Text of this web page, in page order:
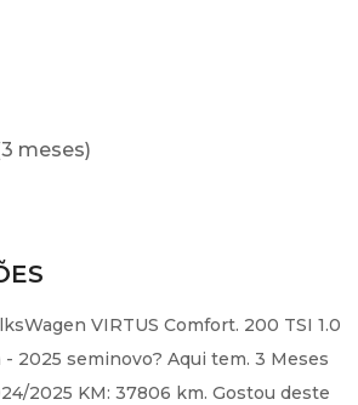
meses)
VIRTUS Comfort. 200 TSI 1.0
- 2025 seminovo? Aqui tem. 3 Meses
2025 KM: 37806 km. Gostou deste